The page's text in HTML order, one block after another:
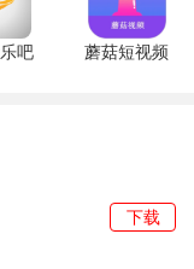
进入精彩的影视世
面和优质的音效提
极为流畅的播放效
吧
蘑菇短视频
下载